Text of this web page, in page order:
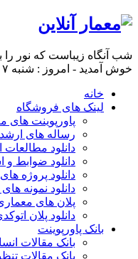
شب آنگاه زیباست که نور را
خوش آمدید - امروز : شنبه ۱۷ مرداد ۱۴۰۵
خانه
لینک های فروشگاه
پاورپوینت های
رساله های
دانلود مطالعات
دانلود ضوابط و
دانلود پروژه
دانلود نمونه
پلان های
دانلود پلان
بانک پاورپوینت
بانک مقالات
بانک مقالات